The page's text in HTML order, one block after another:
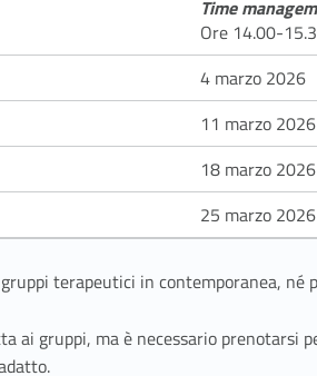
Time
Ore 14.00-
4 marzo 2026
11 marzo 2026
18 marzo 2026
25 marzo 2026
terapeutici in contemporanea,
ai gruppi, ma è necessario prenotarsi